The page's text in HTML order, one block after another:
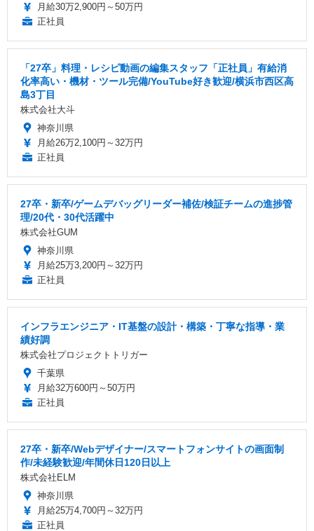
月給30万2,900円～50万円
正社員
「27卒」料理・レシピ動画の編集スタッフ「正社員」有給消
化率高い・機材・ツール完備/YouTube好き歓迎/横浜市西区高
島3丁目
株式会社大斗
神奈川県
月給26万2,100円～32万円
正社員
27卒・新卒/ゲームデバッグリーダー補佐/検証チームの進捗管
理/20代・30代活躍中
株式会社GUM
神奈川県
月給25万3,200円～32万円
正社員
インフラエンジニア・IT基盤の設計・構築・丁寧な指導・業
績好調
株式会社プロジェクトトリガー
千葉県
月給32万600円～50万円
正社員
27卒・新卒/Webデザイナー/スマートフォンサイトの画面制
作/未経験歓迎/年間休日120日以上
株式会社ELM
神奈川県
月給25万4,700円～32万円
正社員